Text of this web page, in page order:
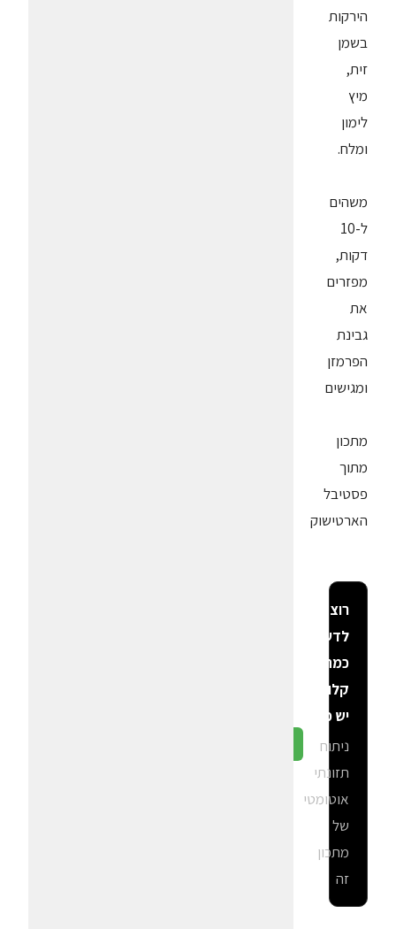
הירקות
בשמן
זית,
מיץ
לימון
ומלח.
משהים
ל-10
דקות,
מפזרים
את
גבינת
הפרמזן
ומגישים
מתכון
מתוך
פסטיבל
הארטישוק
רוצה
לדעת
כמה
קלוריות
יש פה?
ניתוח
תזונתי
אוטומטי
של
מתכון
זה